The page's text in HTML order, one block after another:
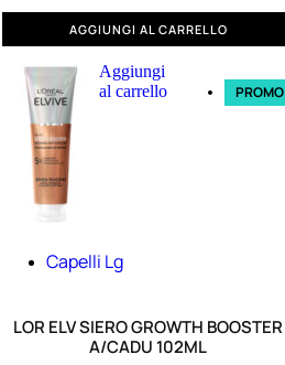
AGGIUNGI AL CARRELLO
Aggiungi
al carrello
PROMO
Capelli Lg
LOR ELV SIERO GROWTH BOOSTER
A/CADU 102ML